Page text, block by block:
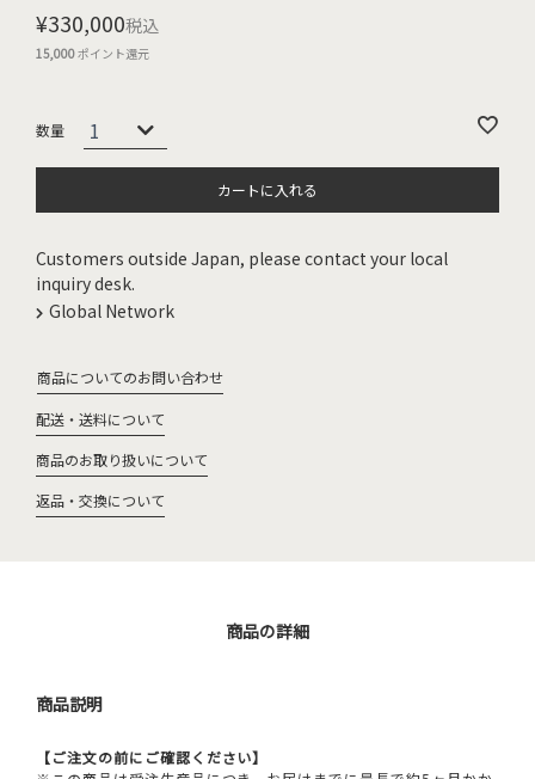
¥330,000税込
15,000ポイント還元
カートに入れる
Customers outside Japan, please contact your local
inquiry desk.
Global Network
商品についてのお問い合わせ
配送・送料について
商品のお取り扱いについて
返品・交換について
商品の詳細
商品説明
【ご注文の前にご確認ください】